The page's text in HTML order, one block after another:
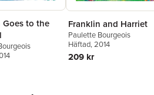
Goes to the
Franklin and Harriet
Paulette Bourgeois
Häftad, 2014
209 kr